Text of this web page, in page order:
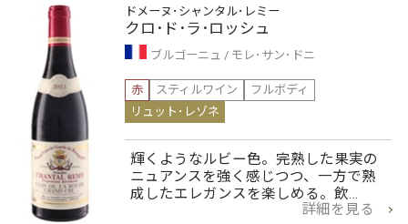
ドメーヌ･シャンタル･レミー
クロ･ド･ラ･ロッシュ
ブルゴーニュ
モレ･サン･ドニ
赤
スティルワイン
フルボディ
リュット･レゾネ
輝くようなルビー色。完熟した果実の
ニュアンスを強く感じつつ、一方で熟
成したエレガンスを楽しめる。飲…
詳細を見る